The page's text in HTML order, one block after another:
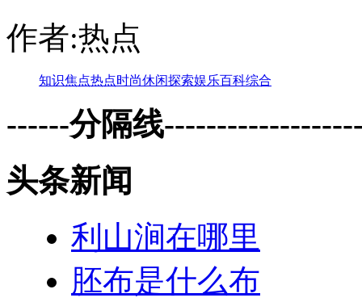
作者:热点
知识焦点热点时尚休闲探索娱乐百科综合
------分隔线
头条新闻
利山涧在哪里
胚布是什么布